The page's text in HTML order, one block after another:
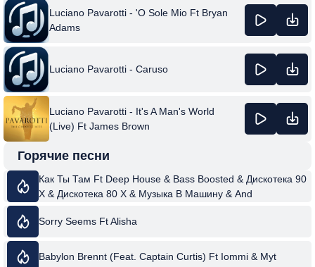
& Giacomo Puccini
Luciano Pavarotti - 'O Sole Mio Ft Bryan
Adams
Luciano Pavarotti - Caruso
Luciano Pavarotti - It's A Man's World
(Live) Ft James Brown
Горячие песни
Как Ты Там Ft Deep House & Bass Boosted & Дискотека 90
Х & Дискотека 80 Х & Музыка В Машину & And
Sorry Seems Ft Alisha
Babylon Brennt (Feat. Captain Curtis) Ft Iommi & Myt